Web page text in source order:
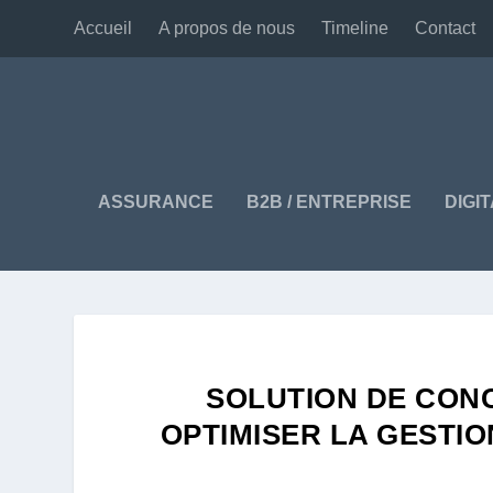
Accueil A propos de nous Timeline Contact
ASSURANCE B2B / ENTREPRISE
SOLUTION DE
OPTIMISER LA